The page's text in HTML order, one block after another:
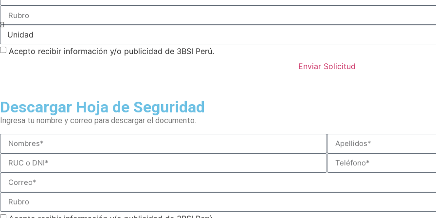
Acepto recibir información y/o publicidad de 3BSI Perú.
Enviar Solicitud
Descargar Hoja de Seguridad
Ingresa tu nombre y correo para descargar el documento.